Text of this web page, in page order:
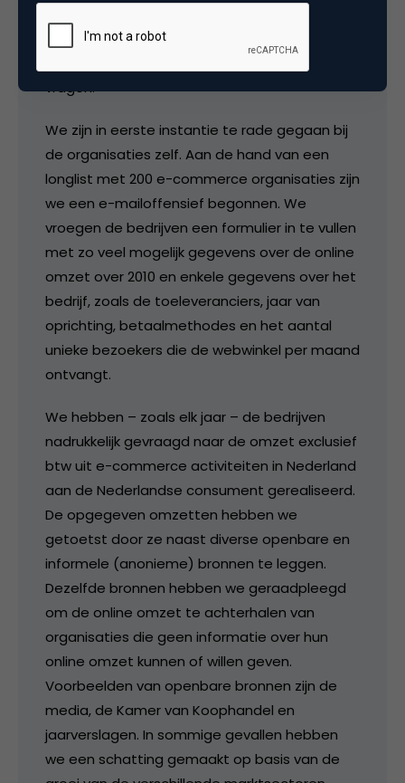
uitgebreid beschreven in de Twinkle100. Het is
vragen.
We zijn in eerste instantie te rade gegaan bij
de organisaties zelf. Aan de hand van een
longlist met 200 e-commerce organisaties zijn
we een e-mailoffensief begonnen. We
vroegen de bedrijven een formulier in te vullen
met zo veel mogelijk gegevens over de online
omzet over 2010 en enkele gegevens over het
bedrijf, zoals de toeleveranciers, jaar van
oprichting, betaalmethodes en het aantal
unieke bezoekers die de webwinkel per maand
ontvangt.
We hebben – zoals elk jaar – de bedrijven
nadrukkelijk gevraagd naar de omzet exclusief
btw uit e-commerce activiteiten in Nederland
aan de Nederlandse consument gerealiseerd.
De opgegeven omzetten hebben we
getoetst door ze naast diverse openbare en
informele (anonieme) bronnen te leggen.
Dezelfde bronnen hebben we geraadpleegd
om de online omzet te achterhalen van
organisaties die geen informatie over hun
online omzet kunnen of willen geven.
Voorbeelden van openbare bronnen zijn de
media, de Kamer van Koophandel en
jaarverslagen. In sommige gevallen hebben
we een schatting gemaakt op basis van de